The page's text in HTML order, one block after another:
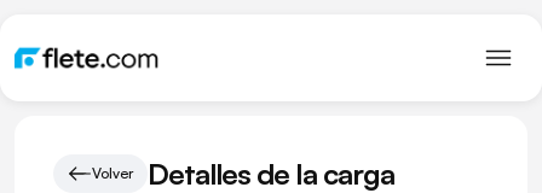
Volver Detalles de la carga